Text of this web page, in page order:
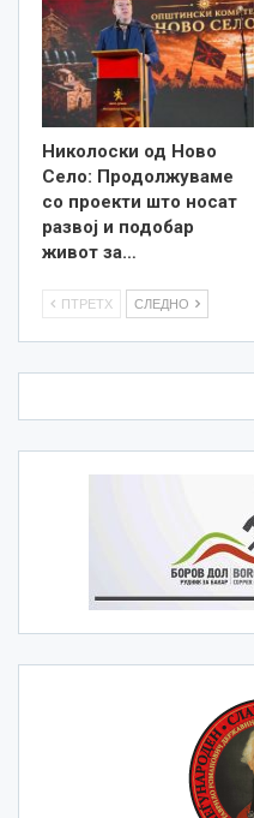
Николоски од Ново
Село: Продолжуваме
со проекти што носат
развој и подобар
живот за…
ПТРЕТХ СЛЕДНО